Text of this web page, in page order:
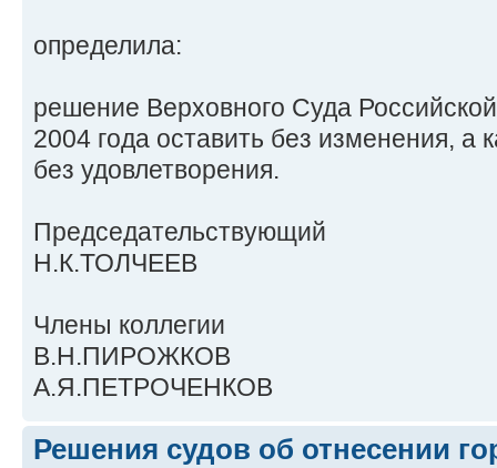
определила:
решение Верховного Суда
2004 года оставить без изменения, а
без удовлетворения.
Председательствующий
Н.К.ТОЛЧЕЕВ
Члены коллегии
В.Н.ПИРОЖКОВ
А.Я.ПЕТРОЧЕНКОВ
Решения судов об отнесении